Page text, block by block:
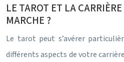
LE TAROT ET LA
MARCHE ?
Le tarot peut s’avérer
différents aspects de votre